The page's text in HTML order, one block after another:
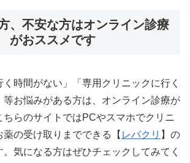
、不安な方はオンライン診療
がおススメです
く時間がない」「専用クリニックに行く
等お悩みがある方は、オンライン診療が
ちらのサイトではPCやスマホでクリニ
薬の受け取りまでできる【 レバクリ 】の
気になる方はぜひチェックしてみてく